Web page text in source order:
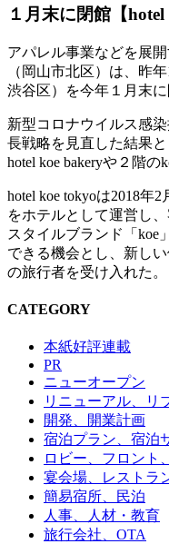
１月末に閉館【hotel
アパレル事業などを展
（岡山市北区）は、昨
渋谷区）を今年１月末に
新型コロナウイルス感
長戦略を見直した結果
hotel koe bakeryや２階の
hotel koe tokyoは2018年
をホテルとして運営し
スタイルブランド「koe
できる機会とし、新し
の旅行者を受け入れた。
CATEGORY
本紙好評連載
PR
ニューオープン
リニューアル、リ
開発、開業計画
宿泊プラン、宿泊
ロビー、フロント
宴会場、レストラ
簡易宿所、民泊
人事、人材・教育
旅行会社、OTA